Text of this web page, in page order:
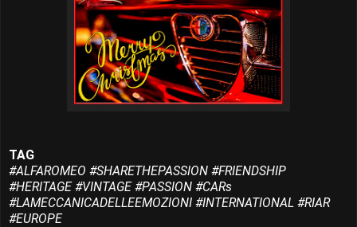
TAG
#ALFAROMEO #SHARETHEPASSION #FRIENDSHIP
#HERITAGE #VINTAGE #PASSION #CARs
#LAMECCANICADELLEEMOZIONI #INTERNATIONAL #RIAR
#EUROPE